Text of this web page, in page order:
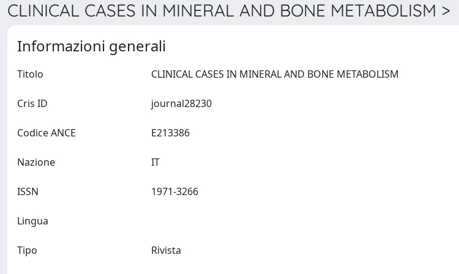
CLINICAL CASES IN MINERAL AND BONE METABOLISM
Informazioni generali
Titolo
Cris ID
Codice ANCE
Nazione
ISSN
Lingua
Tipo Rivista